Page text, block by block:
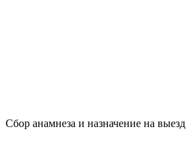
Сбор анамнеза и назначение на выезд